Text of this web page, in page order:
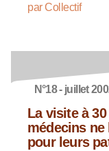
par Collectif
N°18 - juillet
La visite à
médecins ne
pour leurs